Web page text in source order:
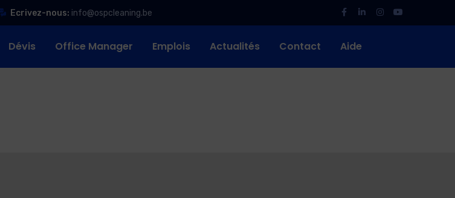
Ecrivez-nous: info@ospcleaning.be
Dévis Office Manager Emplois Actualités Contact Aide